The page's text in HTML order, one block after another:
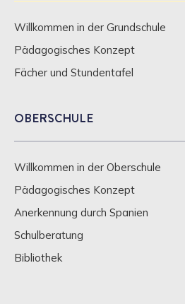
Willkommen in der Grundschule
Pädagogisches Konzept
Fächer und Stundentafel
OBERSCHULE
Willkommen in der Oberschule
Pädagogisches Konzept
Anerkennung durch Spanien
Schulberatung
Bibliothek